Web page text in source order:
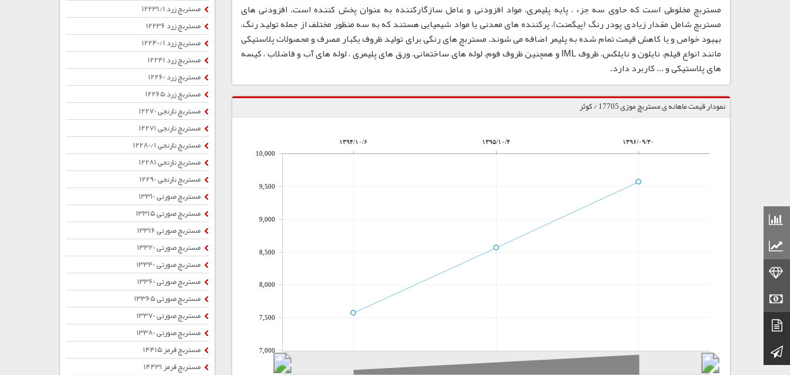
کانال تلگرام
مستربچ مخلوطی است که حاوی سه جزء ، پایه پلیمری، مواد افزودنی و عامل سازگارکننده به عنوان پخش کننده است. افزودنی های
مستربچ شامل مقدار زیادی پودر رنگ (پیگمنت)، پرکننده های معدنی یا مواد شیمیایی هستند که به سه منظور مختلف از جمله تولید رنگ،
بهبود خواص و یا کاهش قیمت تمام شده به پلیمر اضافه می شوند. مستربچ های رنگی برای تولید ظروف یکبار مصرف و محصولات پلاستیکی
مانند انواع فیلم، نایلون و نایلکس، ظروف IML و همچنین ظروف فوم، لوله های ساختمانی، ورق های پلیمری ، لوله های آب و فاضلاب ، کیسه
های پلاستیکی و ... کاربرد دارد.
نمودار قیمت ماهانه ی مستربچ موزی 17705 / کوثر
۱۳۹۴/۱۰/۶ ۱۳۹۵/۱۰/۴ ۱۳۹۶/۰۹/۳۰
7,000
7,500
8,000
8,500
9,000
9,500
10,000
مستربچ زرد 12231/1
مستربچ زرد 12236
مستربچ زرد 12240/1
مستربچ زرد 12241
مستربچ زرد 12260
مستربچ زرد 12265
مستربچ نارنجی 12270
مستربچ نارنجی 12271
مستربچ نارنجی 12280/1
مستربچ نارنجی 12281
مستربچ نارنجی 12290
مستربچ صورتی 13310
مستربچ صورتی 13315
مستربچ صورتی 13316
مستربچ صورتی 13320
مستربچ صورتی 13340
مستربچ صورتی 13360
مستربچ صورتی 13365
مستربچ صورتی 13370
مستربچ صورتی 13380
مستربچ قرمز 14415
مستربچ قرمز 14431